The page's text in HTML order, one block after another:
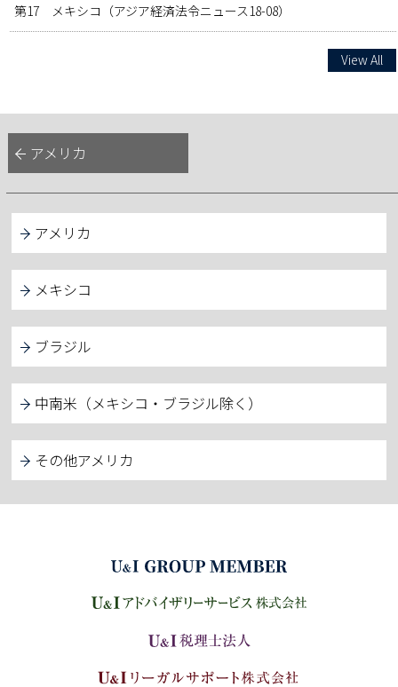
第17 メキシコ（アジア経済法令ニュース18-08）
View All
アメリカ
アメリカ
メキシコ
ブラジル
中南米（メキシコ・ブラジル除く）
その他アメリカ